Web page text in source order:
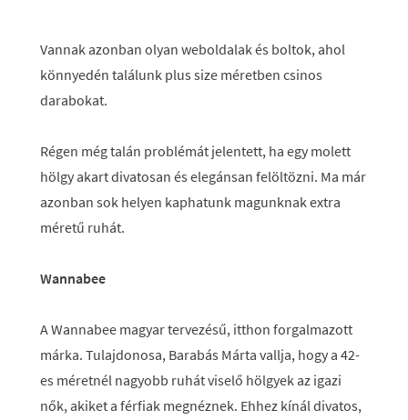
Vannak azonban olyan weboldalak és boltok, ahol
könnyedén találunk plus size méretben csinos
darabokat.
Régen még talán problémát jelentett, ha egy molett
hölgy akart divatosan és elegánsan felöltözni. Ma már
azonban sok helyen kaphatunk magunknak extra
méretű ruhát.
Wannabee
A Wannabee magyar tervezésű, itthon forgalmazott
márka. Tulajdonosa, Barabás Márta vallja, hogy a 42-
es méretnél nagyobb ruhát viselő hölgyek az igazi
nők, akiket a férfiak megnéznek. Ehhez kínál divatos,